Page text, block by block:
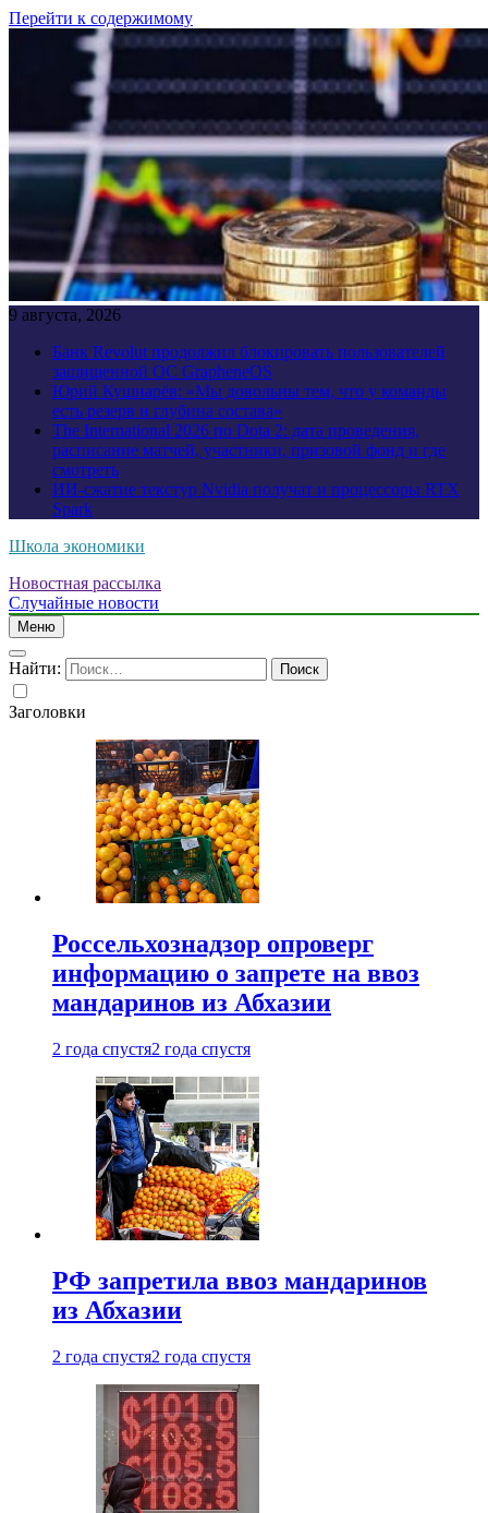
Перейти к содержимому
9 августа, 2026
Банк Revolut продолжил блокировать пользователей
защищенной ОС GrapheneOS
Юрий Кушнарёв: «Мы довольны тем, что у команды
есть резерв и глубина состава»
The International 2026 по Dota 2: дата проведения,
расписание матчей, участники, призовой фонд и где
смотреть
ИИ-сжатие текстур Nvidia получат и процессоры RTX
Spark
Школа экономики
Новостная рассылка
Случайные новости
Меню
Найти:
Заголовки
Россельхознадзор опроверг
информацию о запрете на ввоз
мандаринов из Абхазии
2 года спустя2 года спустя
РФ запретила ввоз мандаринов
из Абхазии
2 года спустя2 года спустя